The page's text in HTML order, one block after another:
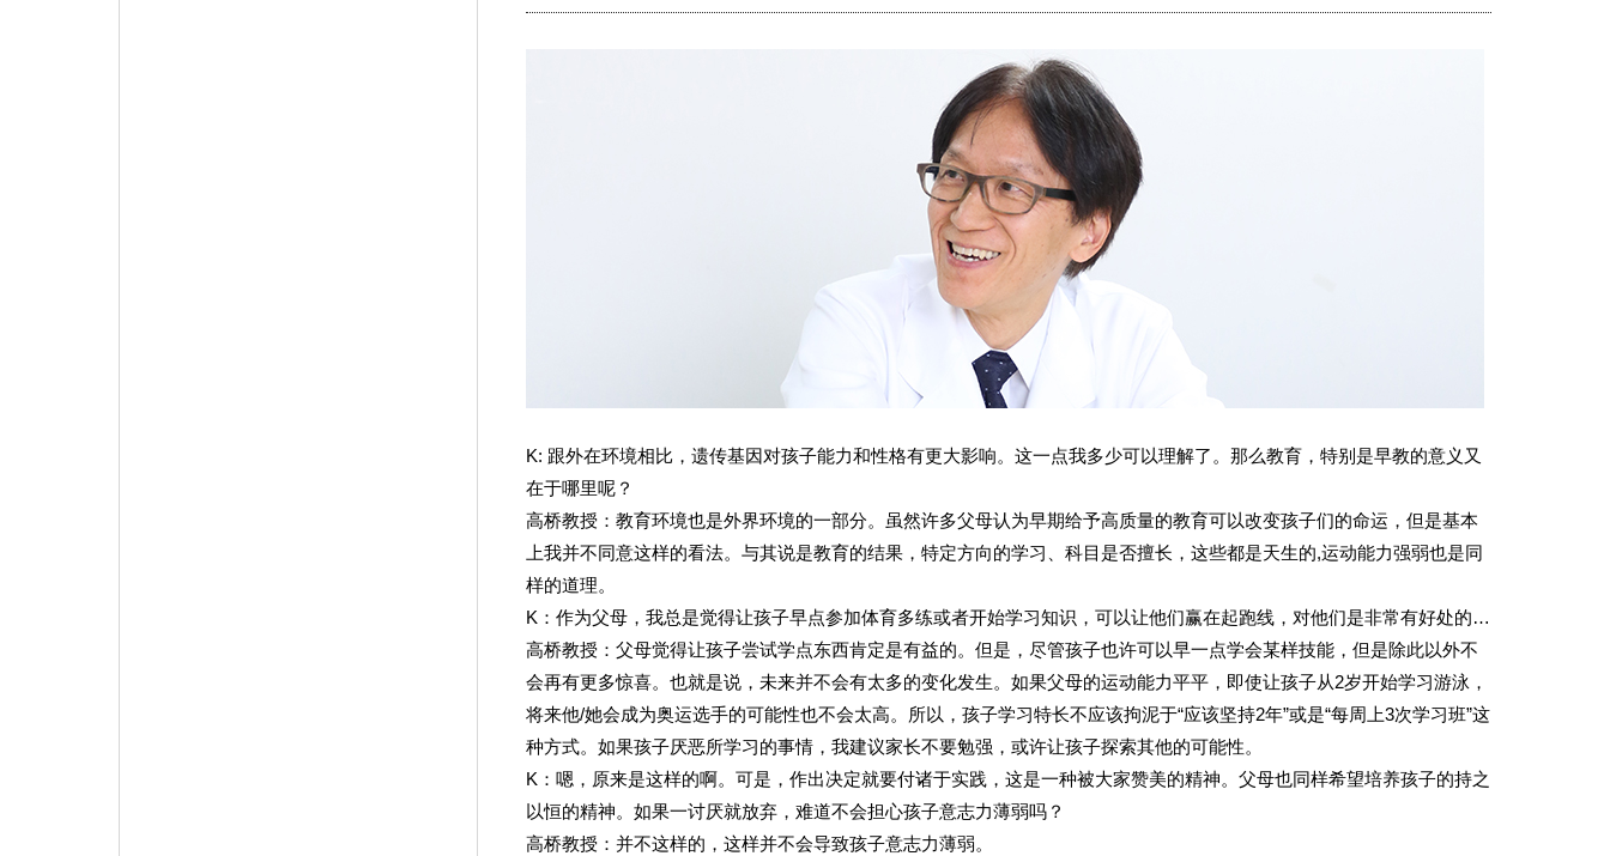
K: 跟外在环境相比，遗传基因对孩子能力和性格有更大影响。这一点我多少可以理解了。那么教育，特别是早教的意义又
在于哪里呢？
高桥教授：教育环境也是外界环境的一部分。虽然许多父母认为早期给予高质量的教育可以改变孩子们的命运，但是基本
上我并不同意这样的看法。与其说是教育的结果，特定方向的学习、科目是否擅长，这些都是天生的,运动能力强弱也是同
样的道理。
K：作为父母，我总是觉得让孩子早点参加体育多练或者开始学习知识，可以让他们赢在起跑线，对他们是非常有好处的…
高桥教授：父母觉得让孩子尝试学点东西肯定是有益的。但是，尽管孩子也许可以早一点学会某样技能，但是除此以外不
会再有更多惊喜。也就是说，未来并不会有太多的变化发生。如果父母的运动能力平平，即使让孩子从2岁开始学习游泳，
将来他/她会成为奥运选手的可能性也不会太高。所以，孩子学习特长不应该拘泥于“应该坚持2年”或是“每周上3次学习班”这
种方式。如果孩子厌恶所学习的事情，我建议家长不要勉强，或许让孩子探索其他的可能性。
K：嗯，原来是这样的啊。可是，作出决定就要付诸于实践，这是一种被大家赞美的精神。父母也同样希望培养孩子的持之
以恒的精神。如果一讨厌就放弃，难道不会担心孩子意志力薄弱吗？
高桥教授：并不这样的，这样并不会导致孩子意志力薄弱。